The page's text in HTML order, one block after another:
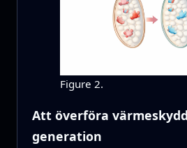
Figure 2.
Att överföra
generation